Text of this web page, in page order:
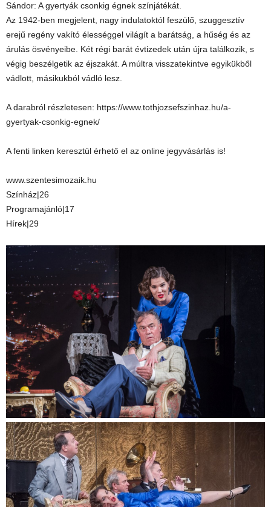
Sándor: A gyertyák csonkig égnek színjátékát.
Az 1942-ben megjelent, nagy indulatoktól feszülő, szuggesztív
erejű regény vakító élességgel világít a barátság, a hűség és az
árulás ösvényeibe. Két régi barát évtizedek után újra találkozik, s
végig beszélgetik az éjszakát. A múltra visszatekintve egyikükből
vádlott, másikukból vádló lesz.
A darabról részletesen: https://www.tothjozsefszinhaz.hu/a-
gyertyak-csonkig-egnek/
A fenti linken keresztül érhető el az online jegyvásárlás is!
www.szentesimozaik.hu
Színház|26
Programajánló|17
Hírek|29